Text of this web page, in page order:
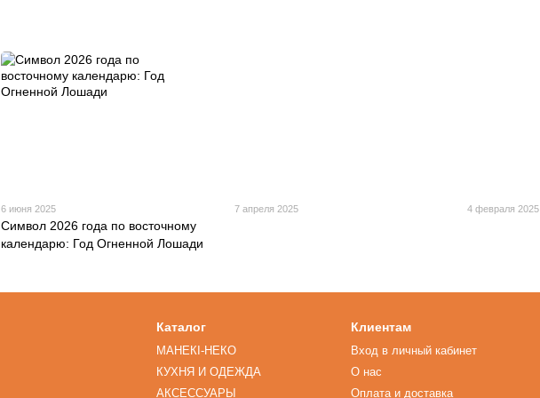
6 июня 2025
Символ 2026 года по восточному
календарю: Год Огненной Лошади
7 апреля 2025 4 февраля 2025
Каталог
МАНЕКІ-НЕКО
КУХНЯ И ОДЕЖДА
АКСЕССУАРЫ
Клиентам
Вход в личный кабинет
О нас
Оплата и доставка